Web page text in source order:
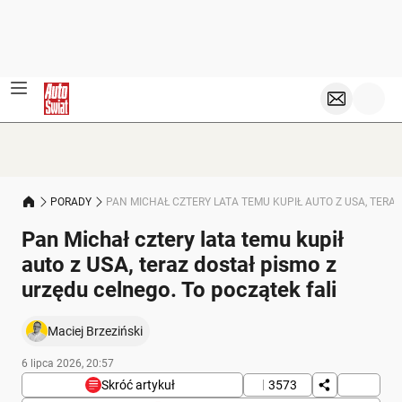
PORADY PAN MICHAŁ CZTERY LATA TEMU KUPIŁ AUTO Z USA,
Pan Michał cztery lata temu kupił
auto z USA, teraz dostał pismo z
urzędu celnego. To początek fali
Maciej Brzeziński
6 lipca 2026, 20:57
Skróć artykuł
3573